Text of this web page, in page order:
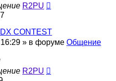
R2PU
CONTEST
» в форуме Общение
R2PU